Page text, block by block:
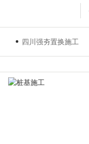
四川强夯置换施工